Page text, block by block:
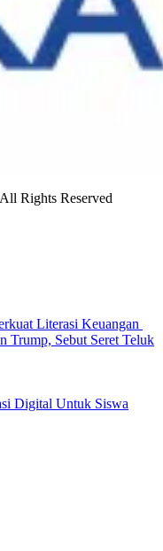
Rights Reserved
Literasi Keuangan
Trump, Sebut Seret Teluk
Digital Untuk Siswa